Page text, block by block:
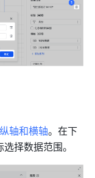
轴和横轴。在下
选择数据范围。